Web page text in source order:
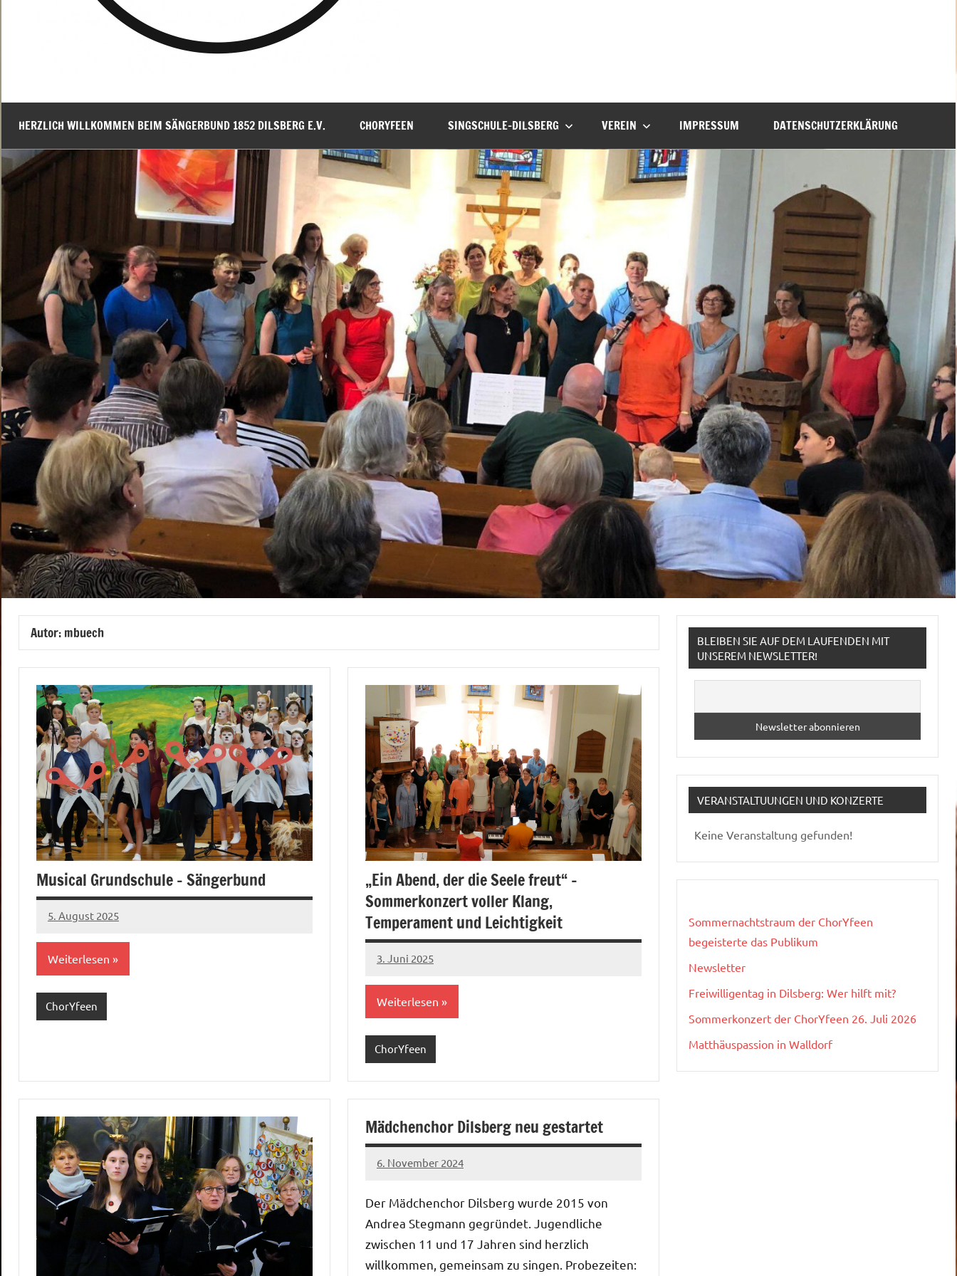
HERZLICH WILLKOMMEN BEIM SÄNGERBUND 1852 DILSBERG E.V. CHORYFEEN SINGSCHULE-DILSBERG VEREIN IMPRESSUM DATENSCHUTZERKLÄRUNG
Autor: mbuech
Musical Grundschule – Sängerbund
5. August 2025
mbuech
Weiterlesen
ChorYfeen
„Ein Abend, der die Seele freut“ –
Sommerkonzert voller Klang,
Temperament und Leichtigkeit
3. Juni 2025
mbuech
Weiterlesen
ChorYfeen
Mädchenchor Dilsberg neu gestartet
6. November 2024
mbuech
Der Mädchenchor Dilsberg wurde 2015 von
Andrea Stegmann gegründet. Jugendliche
zwischen 11 und 17 Jahren sind herzlich
willkommen, gemeinsam zu singen. Probezeiten:
BLEIBEN SIE AUF DEM LAUFENDEN MIT
UNSEREM NEWSLETTER!
VERANSTALTUUNGEN UND KONZERTE
Keine Veranstaltung gefunden!
Sommernachtstraum der ChorYfeen
begeisterte das Publikum
Newsletter
Freiwilligentag in Dilsberg: Wer hilft mit?
Sommerkonzert der ChorYfeen 26. Juli 2026
Matthäuspassion in Walldorf